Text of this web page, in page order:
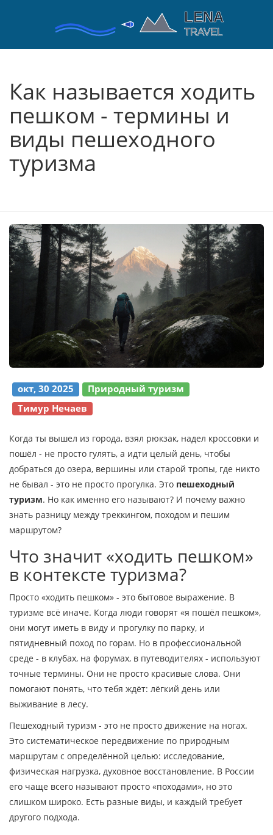
Как называется ходить
пешком - термины и
виды пешеходного
туризма
окт, 30 2025
Природный туризм
Тимур Нечаев
Когда ты вышел из города, взял рюкзак, надел кроссовки и
пошёл - не просто гулять, а идти целый день, чтобы
добраться до озера, вершины или старой тропы, где никто
не бывал - это не просто прогулка. Это пешеходный
туризм. Но как именно его называют? И почему важно
знать разницу между треккингом, походом и пешим
маршрутом?
Что значит «ходить пешком»
в контексте туризма?
Просто «ходить пешком» - это бытовое выражение. В
туризме всё иначе. Когда люди говорят «я пошёл пешком»,
они могут иметь в виду и прогулку по парку, и
пятидневный поход по горам. Но в профессиональной
среде - в клубах, на форумах, в путеводителях - используют
точные термины. Они не просто красивые слова. Они
помогают понять, что тебя ждёт: лёгкий день или
выживание в лесу.
Пешеходный туризм - это не просто движение на ногах.
Это систематическое передвижение по природным
маршрутам с определённой целью: исследование,
физическая нагрузка, духовное восстановление. В России
его чаще всего называют просто «походами», но это
слишком широко. Есть разные виды, и каждый требует
другого подхода.